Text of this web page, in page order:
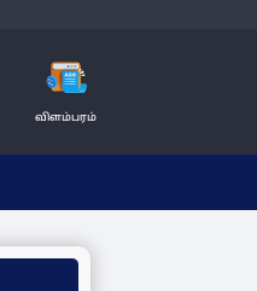
விளம்பரம்